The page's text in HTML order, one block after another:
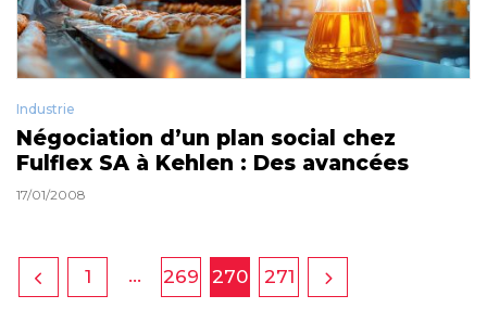
Industrie
Négociation d’un plan social chez
Fulflex SA à Kehlen : Des avancées
17/01/2008
1 … 269 270 271